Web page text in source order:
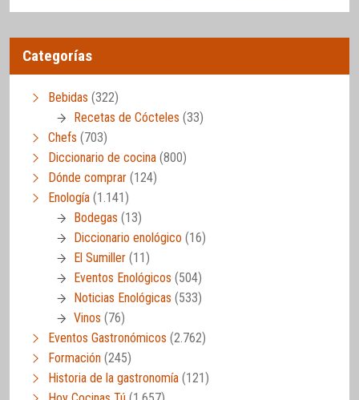
Categorías
Bebidas (322)
Recetas de Cócteles (33)
Chefs (703)
Diccionario de cocina (800)
Dónde comprar (124)
Enología (1.141)
Bodegas (13)
Diccionario enológico (16)
El Sumiller (11)
Eventos Enológicos (504)
Noticias Enológicas (533)
Vinos (76)
Eventos Gastronómicos (2.762)
Formación (245)
Historia de la gastronomía (121)